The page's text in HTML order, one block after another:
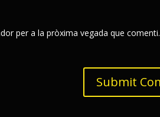
per a la pròxima vegada que comenti.